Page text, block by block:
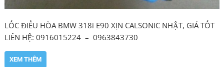
LỐC ĐIỀU HÒA BMW 318i E90 XỊN CALSONIC NHẬT, GIÁ TỐT
LIÊN HỆ: 0916015224 – 0963843730
XEM THÊM